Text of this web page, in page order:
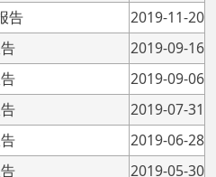
2018-11-30
2018-10-30
2018-09-20
2018-08-20
2018-07-30